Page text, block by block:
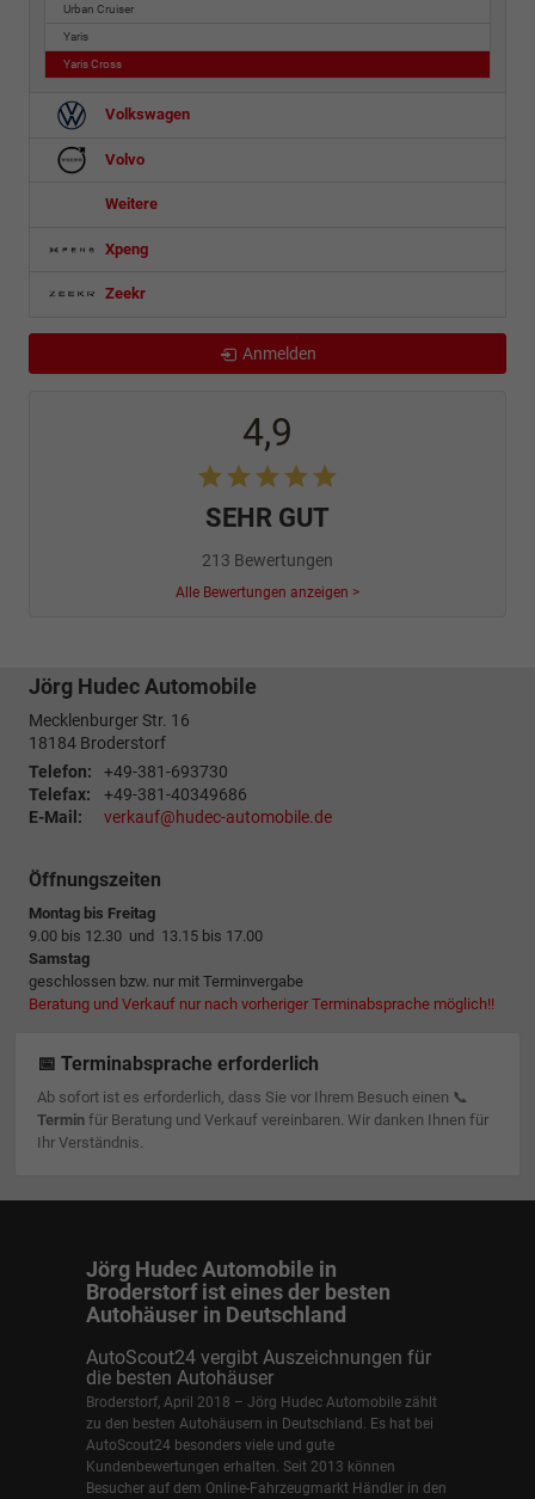
Urban Cruiser
Yaris
Yaris Cross
Volkswagen
Volvo
Weitere
Xpeng
Zeekr
Anmelden
4,9
SEHR GUT
213 Bewertungen
Alle Bewertungen anzeigen >
Jörg Hudec Automobile
Mecklenburger Str. 16
18184 Broderstorf
Telefon:
+49-381-693730
Telefax:
+49-381-40349686
E-Mail:
verkauf@hudec-automobile.de
Öffnungszeiten
Montag bis Freitag
9.00 bis 12.30 und 13.15 bis 17.00
Samstag
geschlossen bzw. nur mit Terminvergabe
Beratung und Verkauf nur nach vorheriger Terminabsprache möglich!!
📅 Terminabsprache erforderlich
Ab sofort ist es erforderlich, dass Sie vor Ihrem Besuch einen 📞
Terminfür Beratung und Verkauf vereinbaren. Wir danken Ihnen für
Ihr Verständnis.
Jörg Hudec Automobile in
Broderstorf ist eines der besten
Autohäuser in Deutschland
AutoScout24 vergibt Auszeichnungen für
die besten Autohäuser
Broderstorf, April 2018 – Jörg Hudec Automobile zählt
zu den besten Autohäusern in Deutschland. Es hat bei
AutoScout24 besonders viele und gute
Kundenbewertungen erhalten. Seit 2013 können
Besucher auf dem Online-Fahrzeugmarkt Händler in den